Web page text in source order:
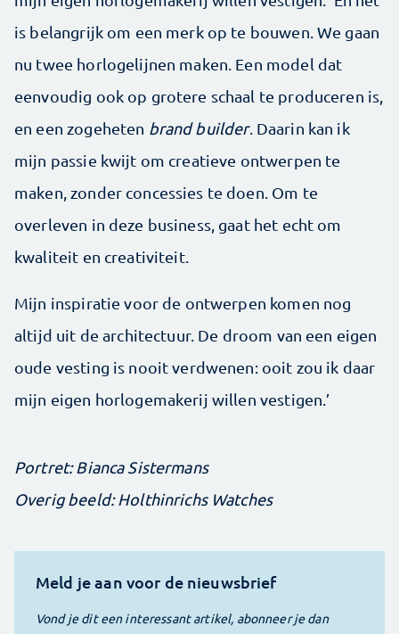
is belangrijk om een merk op te bouwen. We gaan
nu twee horlogelijnen maken. Een model dat
eenvoudig ook op grotere schaal te produceren is,
en een zogeheten brand builder. Daarin kan ik
mijn passie kwijt om creatieve ontwerpen te
maken, zonder concessies te doen. Om te
overleven in deze business, gaat het echt om
kwaliteit en creativiteit.
Mijn inspiratie voor de ontwerpen komen nog
altijd uit de architectuur. De droom van een eigen
oude vesting is nooit verdwenen: ooit zou ik daar
mijn eigen horlogemakerij willen vestigen.’
Portret: Bianca Sistermans
Overig beeld: Holthinrichs Watches
Meld je aan voor de nieuwsbrief
Vond je dit een interessant artikel, abonneer je dan